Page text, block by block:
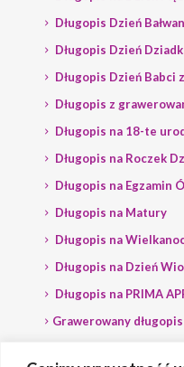
Długopis Dzień
Długopis Dzień
Długopis Dzień Babci
Długopis z
Długopis na 18-te
Długopis na Roczek
Długopis na Egzamin
Długopis na Matury
Długopis na
Długopis na Dzień
Długopis na PRIMA
Grawerowany